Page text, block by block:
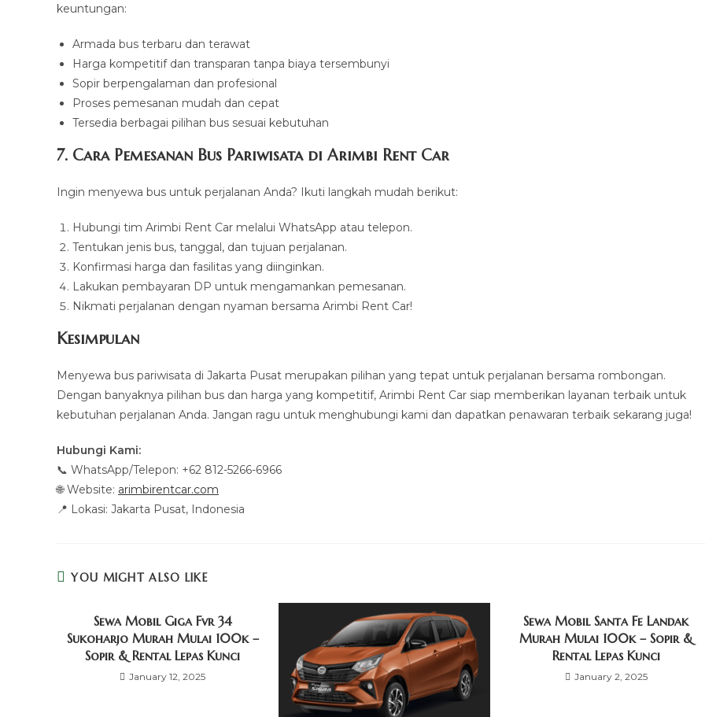
keuntungan:
Armada bus terbaru dan terawat
Harga kompetitif dan transparan tanpa biaya tersembunyi
Sopir berpengalaman dan profesional
Proses pemesanan mudah dan cepat
Tersedia berbagai pilihan bus sesuai kebutuhan
7. Cara Pemesanan Bus Pariwisata di Arimbi Rent Car
Ingin menyewa bus untuk perjalanan Anda? Ikuti langkah mudah berikut:
Hubungi tim Arimbi Rent Car melalui WhatsApp atau telepon.
Tentukan jenis bus, tanggal, dan tujuan perjalanan.
Konfirmasi harga dan fasilitas yang diinginkan.
Lakukan pembayaran DP untuk mengamankan pemesanan.
Nikmati perjalanan dengan nyaman bersama Arimbi Rent Car!
Kesimpulan
Menyewa bus pariwisata di Jakarta Pusat merupakan pilihan yang tepat untuk perjalanan bersama rombongan.
Dengan banyaknya pilihan bus dan harga yang kompetitif, Arimbi Rent Car siap memberikan layanan terbaik untuk
kebutuhan perjalanan Anda. Jangan ragu untuk menghubungi kami dan dapatkan penawaran terbaik sekarang juga!
Hubungi Kami:
📞 WhatsApp/Telepon: +62 812-5266-6966
🌐 Website: arimbirentcar.com
📍 Lokasi: Jakarta Pusat, Indonesia
YOU MIGHT ALSO LIKE
Sewa Mobil Giga Fvr 34
Sukoharjo Murah Mulai 100k –
Sopir & Rental Lepas Kunci
January 12, 2025
Sewa Mobil Santa Fe Landak
Murah Mulai 100k – Sopir &
Rental Lepas Kunci
January 2, 2025